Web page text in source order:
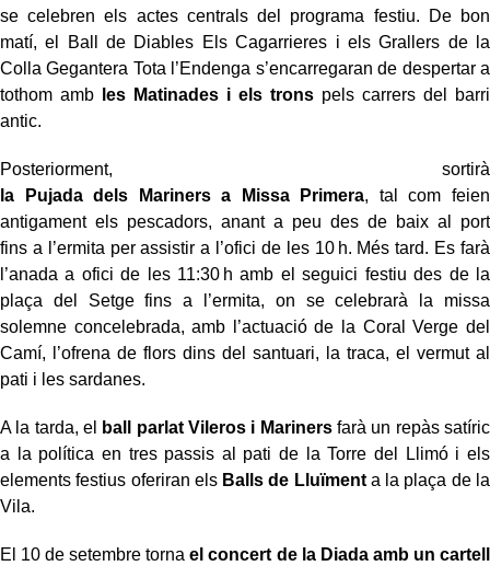
se celebren els actes centrals del programa festiu. De bon
matí, el Ball de Diables Els Cagarrieres i els Grallers de la
Colla Gegantera Tota l’Endenga s’encarregaran de despertar a
tothom amb
les Matinades i els tronspels carrers del barri
antic.
Posteriorment, sortirà
la Pujada dels Mariners a Missa Primera, tal com feien
antigament els pescadors, anant a peu des de baix al port
fins a l’ermita per assistir a l’ofici de les 10 h. Més tard. Es farà
l’anada a ofici de les 11:30 h amb el seguici festiu des de la
plaça del Setge fins a l’ermita, on se celebrarà la missa
solemne concelebrada, amb l’actuació de la Coral Verge del
Camí, l’ofrena de flors dins del santuari, la traca, el vermut al
pati i les sardanes.
A la tarda, el ball parlat Vileros i Marinersfarà un repàs satíric
a la política en tres passis al pati de la Torre del Llimó i els
elements festius oferiran els Balls de Lluïmenta la plaça de la
Vila.
El 10 de setembre tornael concert de la Diada amb un cartell